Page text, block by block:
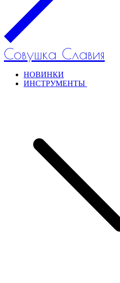
Совушка Славия
НОВИНКИ
ИНСТРУМЕНТЫ